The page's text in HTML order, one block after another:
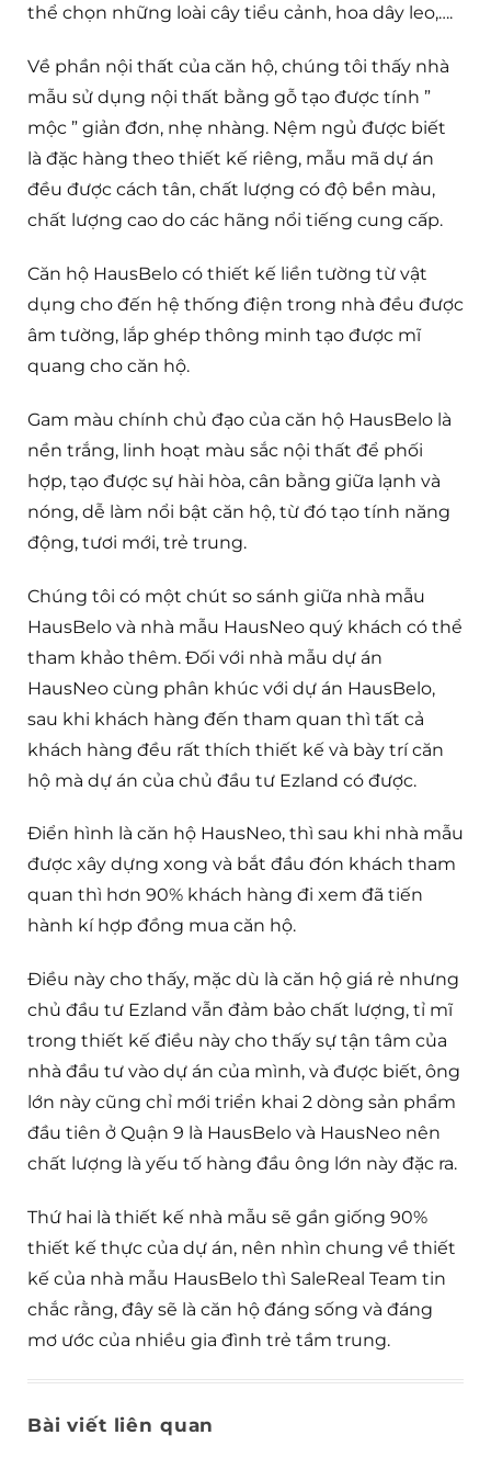
thể chọn những loài cây tiểu cảnh, hoa dây leo,….
Về phần nội thất của căn hộ, chúng tôi thấy nhà
mẫu sử dụng nội thất bằng gỗ tạo được tính ”
mộc ” giản đơn, nhẹ nhàng. Nệm ngủ được biết
là đặc hàng theo thiết kế riêng, mẫu mã dự án
đều được cách tân, chất lượng có độ bền màu,
chất lượng cao do các hãng nổi tiếng cung cấp.
Căn hộ HausBelo có thiết kế liền tường từ vật
dụng cho đến hệ thống điện trong nhà đều được
âm tường, lắp ghép thông minh tạo được mĩ
quang cho căn hộ.
Gam màu chính chủ đạo của căn hộ HausBelo là
nền trắng, linh hoạt màu sắc nội thất để phối
hợp, tạo được sự hài hòa, cân bằng giữa lạnh và
nóng, dễ làm nổi bật căn hộ, từ đó tạo tính năng
động, tươi mới, trẻ trung.
Chúng tôi có một chút so sánh giữa nhà mẫu
HausBelo và nhà mẫu HausNeo quý khách có thể
tham khảo thêm. Đối với nhà mẫu dự án
HausNeo cùng phân khúc với dự án HausBelo,
sau khi khách hàng đến tham quan thì tất cả
khách hàng đều rất thích thiết kế và bày trí căn
hộ mà dự án của chủ đầu tư Ezland có được.
Điển hình là căn hộ HausNeo, thì sau khi nhà mẫu
được xây dựng xong và bắt đầu đón khách tham
quan thì hơn 90% khách hàng đi xem đã tiến
hành kí hợp đồng mua căn hộ.
Điều này cho thấy, mặc dù là căn hộ giá rẻ nhưng
chủ đầu tư Ezland vẫn đảm bảo chất lượng, tỉ mĩ
trong thiết kế điều này cho thấy sự tận tâm của
nhà đầu tư vào dự án của mình, và được biết, ông
lớn này cũng chỉ mới triển khai 2 dòng sản phẩm
đầu tiên ở Quận 9 là HausBelo và HausNeo nên
chất lượng là yếu tố hàng đầu ông lớn này đặc ra.
Thứ hai là thiết kế nhà mẫu sẽ gần giống 90%
thiết kế thực của dự án, nên nhìn chung về thiết
kế của nhà mẫu HausBelo thì SaleReal Team tin
chắc rằng, đây sẽ là căn hộ đáng sống và đáng
mơ ước của nhiều gia đình trẻ tầm trung.
Bài viết liên quan